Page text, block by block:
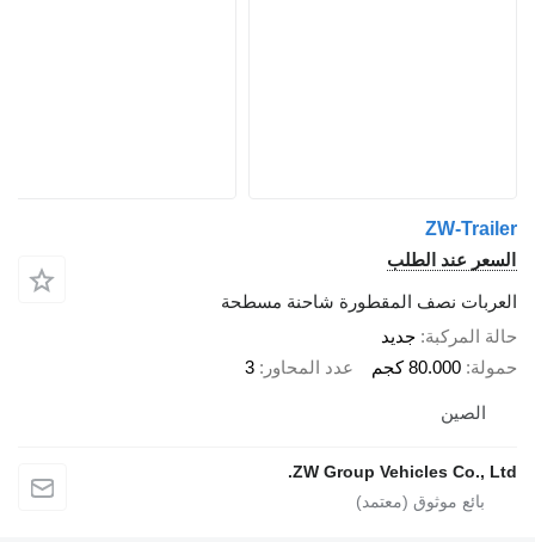
ZW-
عند الطلب
نصف المقطورة شاحنة مسطحة
جديد
80.000 كجم عدد المحاور 3
ZW Group Vehicles